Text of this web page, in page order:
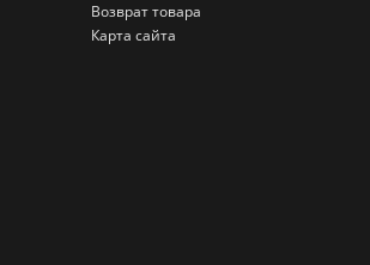
Возврат товара
Карта сайта